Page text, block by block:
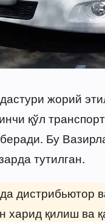
жорий
қўл
Бу
тутилган.
дистрибьютор
харид қилиш ва